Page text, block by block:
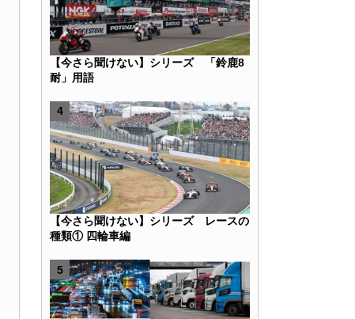
【今さら聞けない】シリーズ 「鈴鹿8
耐」用語
【今さら聞けない】シリーズ レースの
種類① 四輪車編